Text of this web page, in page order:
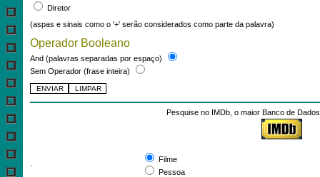
Diretor
(aspas e sinais como o '+' serão considerados como parte da palavra)
Operador Booleano
And (palavras separadas por espaço)
Sem Operador (frase inteira)
Pesquise no IMDb, o maior Banco de
Filme
Pessoa